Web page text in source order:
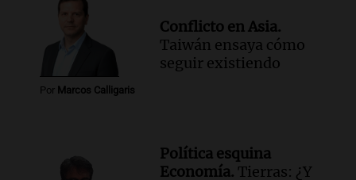
Por Marcos Calligaris
Conflicto en Asia.
Taiwán ensaya cómo
seguir existiendo
Política esquina
Economía. Tierras: ¿Y